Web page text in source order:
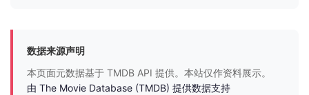
数据来源声明
本页面元数据基于 TMDB API 提供。本站仅作资料展示。
由 The Movie Database (TMDB) 提供数据支持